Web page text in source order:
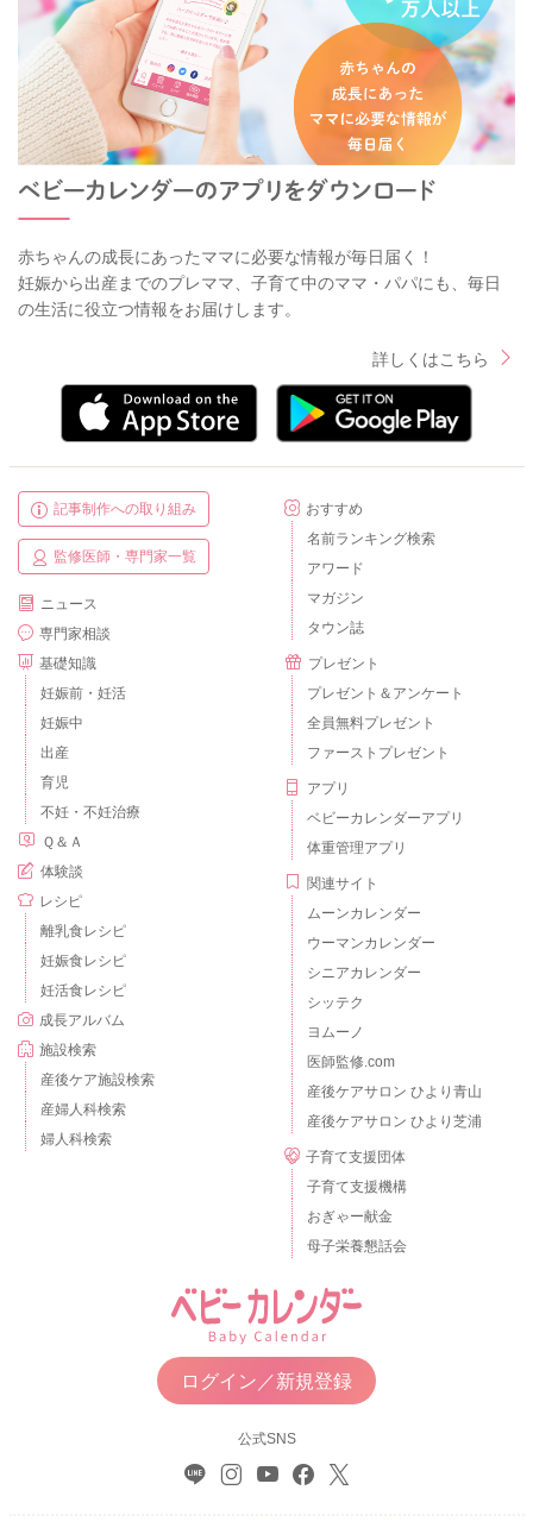
赤ちゃんの成長にあったママに必要な情報が毎日届く！
妊娠から出産までのプレママ、子育て中のママ・パパにも、毎日
の生活に役立つ情報をお届けします。
詳しくはこちら
記事制作への取り組み
監修医師・専門家一覧
ニュース
専門家相談
基礎知識
妊娠前・妊活
妊娠中
出産
育児
不妊・不妊治療
Ｑ＆Ａ
体験談
レシピ
離乳食レシピ
妊娠食レシピ
妊活食レシピ
成長アルバム
施設検索
産後ケア施設検索
産婦人科検索
婦人科検索
おすすめ
名前ランキング検索
アワード
マガジン
タウン誌
プレゼント
プレゼント＆アンケート
全員無料プレゼント
ファーストプレゼント
アプリ
ベビーカレンダーアプリ
体重管理アプリ
関連サイト
ムーンカレンダー
ウーマンカレンダー
シニアカレンダー
シッテク
ヨムーノ
医師監修.com
産後ケアサロン ひより青山
産後ケアサロン ひより芝浦
子育て支援団体
子育て支援機構
おぎゃー献金
母子栄養懇話会
ログイン／新規登録
公式SNS